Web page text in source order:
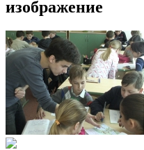
изображение